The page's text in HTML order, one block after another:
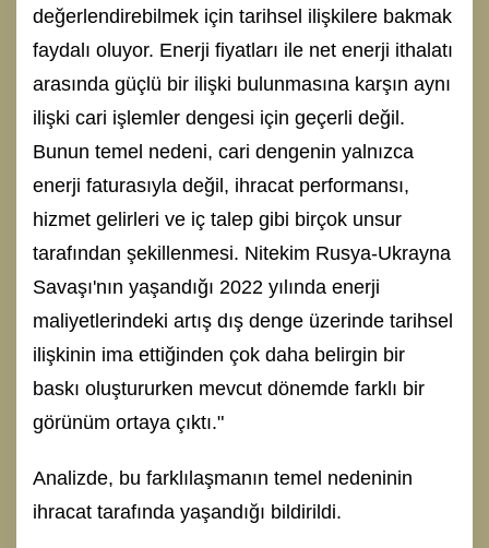
değerlendirebilmek için tarihsel ilişkilere bakmak
faydalı oluyor. Enerji fiyatları ile net enerji ithalatı
arasında güçlü bir ilişki bulunmasına karşın aynı
ilişki cari işlemler dengesi için geçerli değil.
Bunun temel nedeni, cari dengenin yalnızca
enerji faturasıyla değil, ihracat performansı,
hizmet gelirleri ve iç talep gibi birçok unsur
tarafından şekillenmesi. Nitekim Rusya-Ukrayna
Savaşı'nın yaşandığı 2022 yılında enerji
maliyetlerindeki artış dış denge üzerinde tarihsel
ilişkinin ima ettiğinden çok daha belirgin bir
baskı oluştururken mevcut dönemde farklı bir
görünüm ortaya çıktı."
Analizde, bu farklılaşmanın temel nedeninin
ihracat tarafında yaşandığı bildirildi.